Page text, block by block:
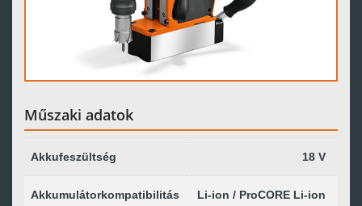
Műszaki adatok
Akkufeszültség 18 V
Akkumulátorkompatibilitás Li-ion / ProCORE Li-ion